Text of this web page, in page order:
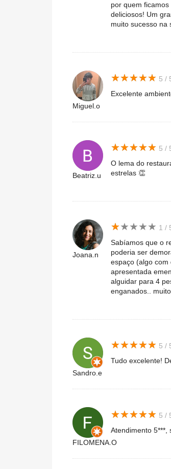
por quem
deliciosos! Um
muito sucesso na
Miguel.o
★★★★★
★★★★★ 5 /
Excelente
Beatriz.u
★★★★★
★★★★★ 5 /
O lema do
estrelas 👏
Joana.n
★★★★★
★★★★★ 1 /
Sabíamos que o
poderia ser
espaço (algo
apresentada
alguidar para 4
enganados..
Sandro.e
★★★★★
★★★★★ 5 /
Tudo excelente!
FILOMENA.O
★★★★★
★★★★★ 5 /
Atendimento 5***,